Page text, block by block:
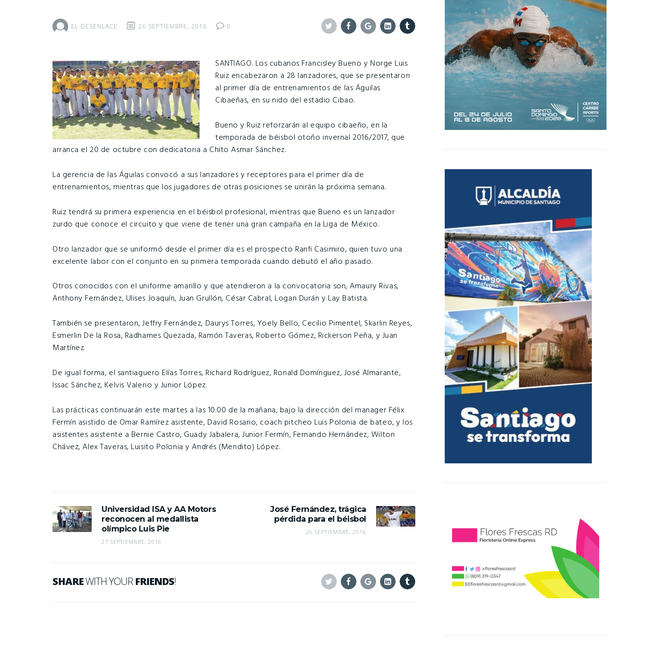
EL DESENLACE 26 SEPTIEMBRE, 2016
0
SANTIAGO. Los cubanos Francisley Bueno y Norge Luis
Ruiz encabezaron a 28 lanzadores, que se presentaron
al primer día de entrenamientos de las Águilas
Cibaeñas, en su nido del estadio Cibao.
Bueno y Ruiz reforzarán al equipo cibaeño, en la
temporada de béisbol otoño invernal 2016/2017, que
arranca el 20 de octubre con dedicatoria a Chito Asmar Sánchez.
La gerencia de las Águilas convocó a sus lanzadores y receptores para el primer día de
entrenamientos, mientras que los jugadores de otras posiciones se unirán la próxima semana.
Ruiz tendrá su primera experiencia en el béisbol profesional, mientras que Bueno es un lanzador
zurdo que conoce el circuito y que viene de tener una gran campaña en la Liga de México.
Otro lanzador que se uniformó desde el primer día es el prospecto Ranfi Casimiro, quien tuvo una
excelente labor con el conjunto en su primera temporada cuando debutó el año pasado.
Otros conocidos con el uniforme amarillo y que atendieron a la convocatoria son, Amaury Rivas,
Anthony Fernández, Ulises Joaquín, Juan Grullón, César Cabral, Logan Durán y Lay Batista.
También se presentaron, Jeffry Fernández, Daurys Torres, Yoely Bello, Cecilio Pimentel, Skarlin Reyes,
Esmerlin De la Rosa, Radhames Quezada, Ramón Taveras, Roberto Gómez, Rickerson Peña, y Juan
Martínez.
De igual forma, el santiaguero Elías Torres, Richard Rodríguez, Ronald Domínguez, José Almarante,
Issac Sánchez, Kelvis Valerio y Junior López.
Las prácticas continuarán este martes a las 10:00 de la mañana, bajo la dirección del manager Félix
Fermín asistido de Omar Ramírez asistente, David Rosario, coach pitcheo Luis Polonia de bateo, y los
asistentes asistente a Bernie Castro, Guady Jabalera, Junior Fermín, Fernando Hernández, Wilton
Chávez, Alex Taveras, Luisito Polonia y Andrés (Mendito) López.
Universidad ISA y AA Motors
reconocen al medallista
olímpico Luis Pie
27 SEPTIEMBRE, 2016
José Fernández, trágica
pérdida para el béisbol
26 SEPTIEMBRE, 2016
SHAREWITH YOURFRIENDS!